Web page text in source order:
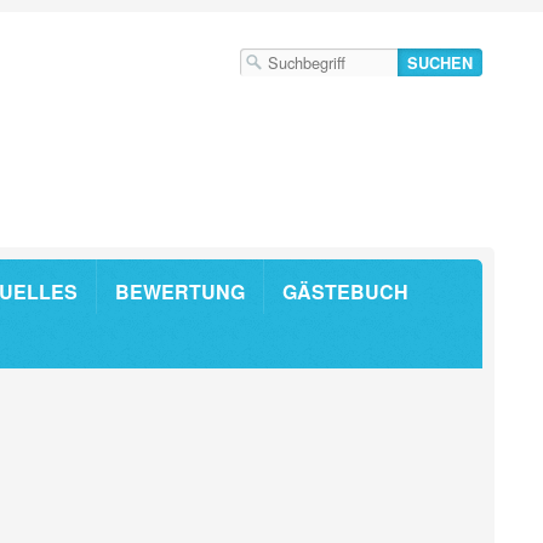
BEWERTUNG GÄSTEBUCH